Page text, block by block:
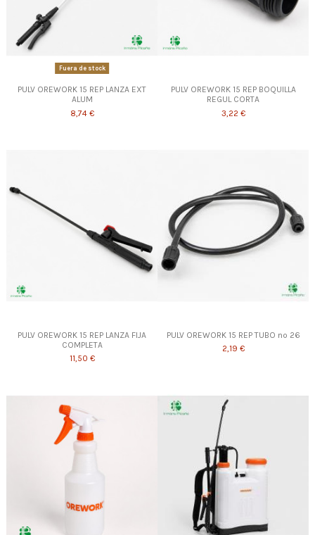
Fuera de stock
PULV OREWORK 15 REP LANZA EXT
ALUM
8,74 €
PULV OREWORK 15 REP BOQUILLA
REGUL CORTA
3,22 €
PULV OREWORK 15 REP LANZA FIJA
COMPLETA
11,50 €
PULV OREWORK 15 REP TUBO nº 26
2,19 €